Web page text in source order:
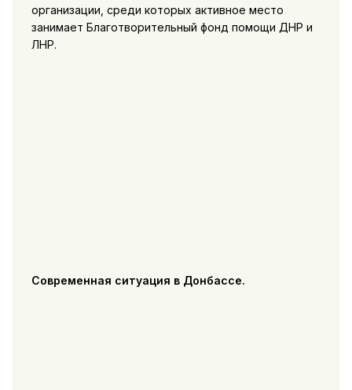
организации, среди которых активное место
занимает Благотворительный фонд помощи ДНР и
ЛНР.
Современная ситуация в Донбассе.